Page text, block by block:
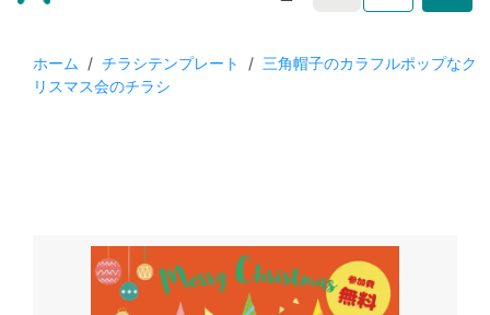
ホーム / チラシテンプレート / 三角帽子のカラフルポップなク
リスマス会のチラシ